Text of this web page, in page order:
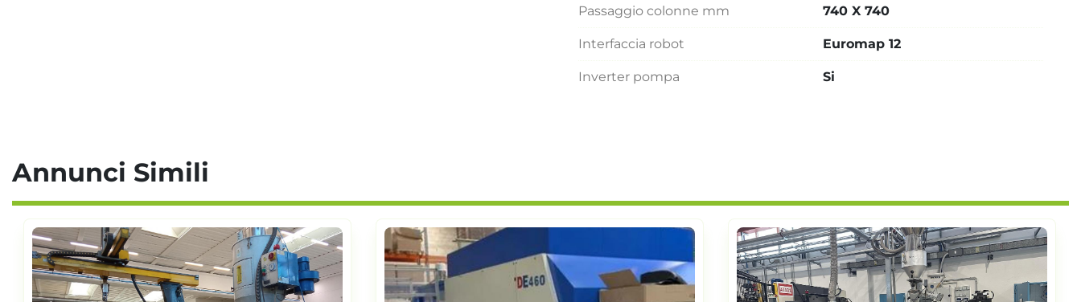
Passaggio colonne mm 740 X 740
Interfaccia robot Euromap 12
Inverter pompa Si
Annunci Simili